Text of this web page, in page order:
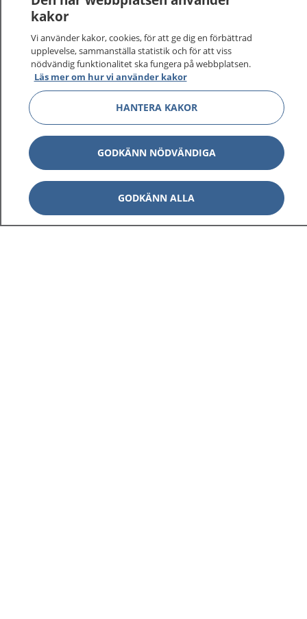
kakor
Vi använder kakor, cookies, för att ge dig en förbättrad
upplevelse, sammanställa statistik och för att viss
nödvändig funktionalitet ska fungera på webbplatsen.
Läs mer om hur vi använder kakor
HANTERA KAKOR
GODKÄNN NÖDVÄNDIGA
GODKÄNN ALLA